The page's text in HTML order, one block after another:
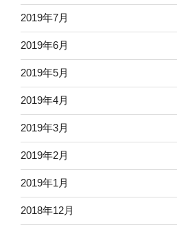
2019年7月
2019年6月
2019年5月
2019年4月
2019年3月
2019年2月
2019年1月
2018年12月